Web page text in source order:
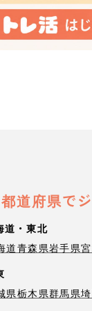
都道府県で
道・東北
道青森県岩手県
県栃木県群馬県